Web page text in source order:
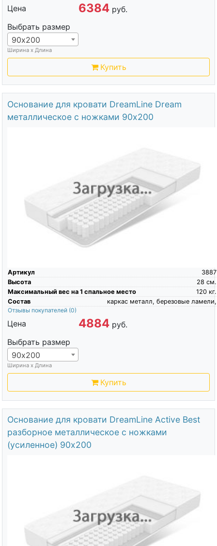
Цена 6384 руб.
Выбрать размер
90х200
Ширина х Длина
Купить
Основание для кровати DreamLine Dream
металлическое с ножками 90х200
Артикул
3887
Высота
см.
28
Максимальный вес на 1 спальное место
кг.
120
Состав
каркас металл, березовые ламели,
Отзывы покупателей (0)
Цена 4884 руб.
Выбрать размер
90х200
Ширина х Длина
Купить
Основание для кровати DreamLine Active Best
разборное металлическое с ножками
(усиленное) 90х200